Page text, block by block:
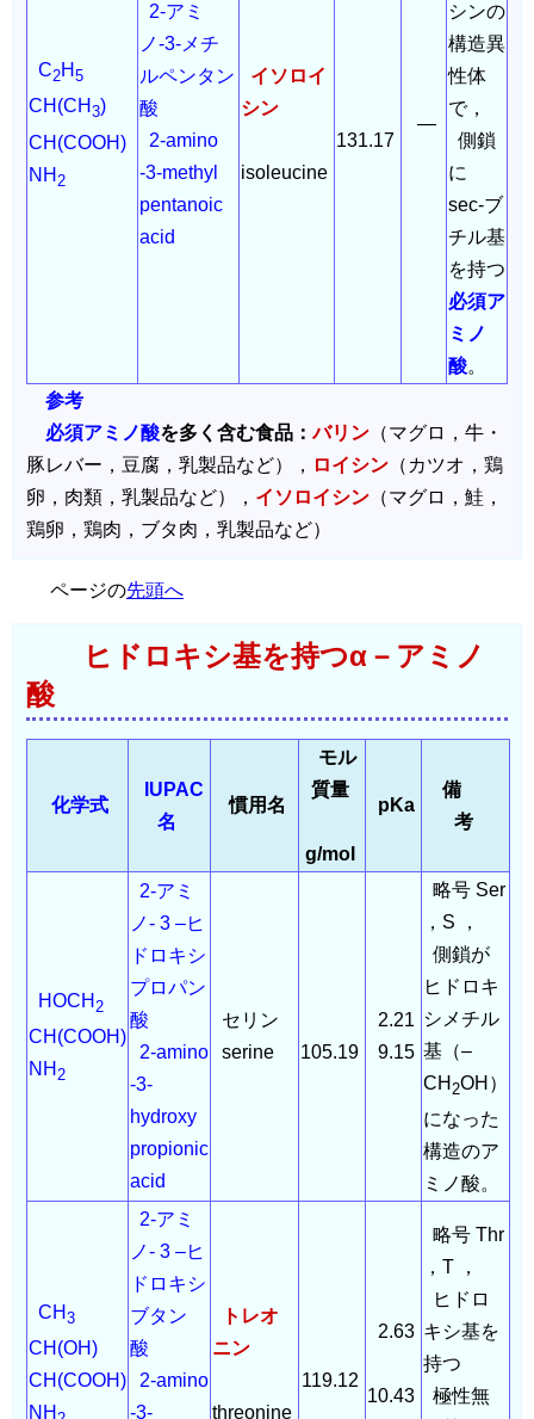
C2H 5
CH(CH 3)
CH(COOH)
NH 2
2-アミ
ノ-3-メチ
ルペンタン
酸
2-amino
-3-methyl
pentanoic
acid
イソロイ
シン
isoleucine
131.17
―
シンの
構造異
性体
で，
側鎖
に
sec-ブ
チル基
を持つ
必須ア
ミノ
酸。
参考
必須アミノ酸を多く含む食品：バリン （マグロ，牛・
豚レバー，豆腐，乳製品など）， ロイシン （カツオ，鶏
卵，肉類，乳製品など）， イソロイシン （マグロ，鮭，
鶏卵，鶏肉，ブタ肉，乳製品など）
ページの先頭へ
ヒドロキシ基を持つα－アミノ
酸
化学式
IUPAC
名
慣用名
モル
質量
g/mol
pKa
備
考
HOCH 2
CH(COOH)
NH 2
2-アミ
ノ- 3 –ヒ
ドロキシ
プロパン
酸
2-amino
-3-
hydroxy
propionic
acid
セリン
serine
105.19
2.21
9.15
略号 Ser
，S ，
側鎖が
ヒドロキ
シメチル
基（–
CH 2OH）
になった
構造のア
ミノ酸。
CH 3
CH(OH)
CH(COOH)
NH
2-アミ
ノ- 3 –ヒ
ドロキシ
ブタン
酸
2-amino
-3-
トレオ
ニン
threonine
119.12
2.63
10.43
略号 Thr
，T ，
ヒドロ
キシ基を
持つ
極性無